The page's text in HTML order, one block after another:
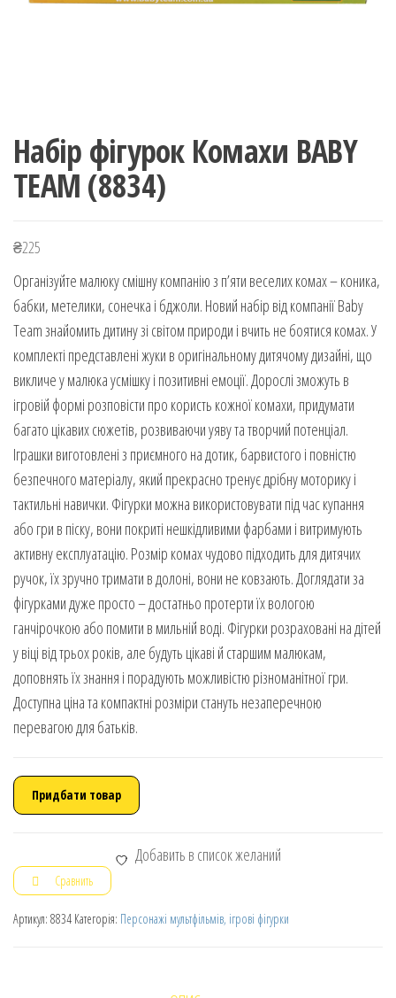
Набір фігурок Комахи BABY
TEAM (8834)
₴225
Організуйте малюку смішну компанію з п’яти веселих комах – коника,
бабки, метелики, сонечка і бджоли. Новий набір від компанії Baby
Team знайомить дитину зі світом природи і вчить не боятися комах. У
комплекті представлені жуки в оригінальному дитячому дизайні, що
викличе у малюка усмішку і позитивні емоції. Дорослі зможуть в
ігровій формі розповісти про користь кожної комахи, придумати
багато цікавих сюжетів, розвиваючи уяву та творчий потенціал.
Іграшки виготовлені з приємного на дотик, барвистого і повністю
безпечного матеріалу, який прекрасно тренує дрібну моторику і
тактильні навички. Фігурки можна використовувати під час купання
або гри в піску, вони покриті нешкідливими фарбами і витримують
активну експлуатацію. Розмір комах чудово підходить для дитячих
ручок, їх зручно тримати в долоні, вони не ковзають. Доглядати за
фігурками дуже просто – достатньо протерти їх вологою
ганчірочкою або помити в мильній воді. Фігурки розраховані на дітей
у віці від трьох років, але будуть цікаві й старшим малюкам,
доповнять їх знання і порадують можливістю різноманітної гри.
Доступна ціна та компактні розміри стануть незаперечною
перевагою для батьків.
Придбати товар
Добавить в список желаний
Сравнить
Артикул: 8834 Категорія: Персонажі мультфільмів, ігрові фігурки